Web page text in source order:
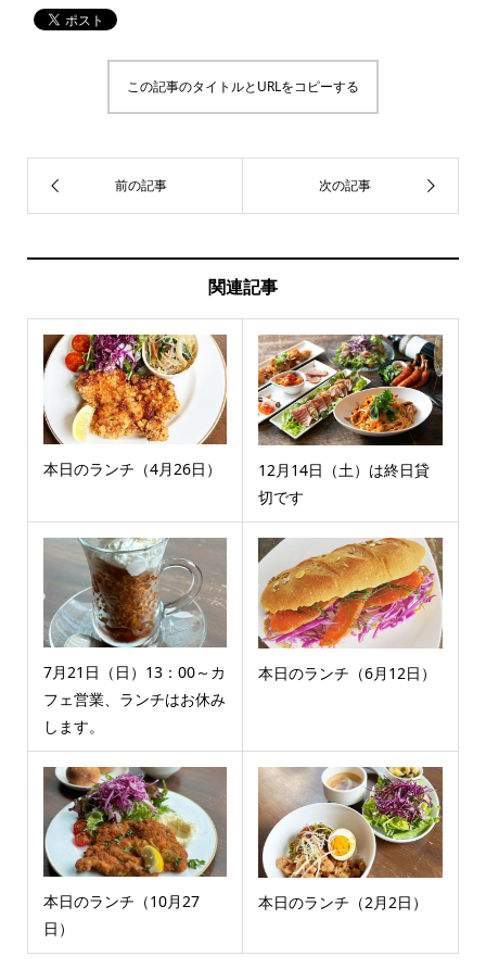
この記事のタイトルとURLをコピーする
関連記事
本日のランチ（4月26日）
12月14日（土）は終日貸
切です
7月21日（日）13：00～カ
フェ営業、ランチはお休み
します。
本日のランチ（6月12日）
本日のランチ（10月27
日）
本日のランチ（2月2日）